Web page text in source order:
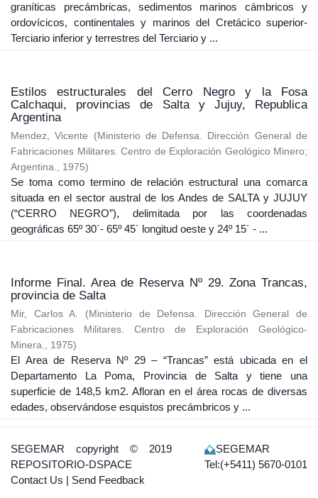
graníticas precámbricas, sedimentos marinos cámbricos y
ordovícicos, continentales y marinos del Cretácico superior-
Terciario inferior y terrestres del Terciario y ...
Estilos estructurales del Cerro Negro y la Fosa
Calchaqui, provincias de Salta y Jujuy, Republica
Argentina
Mendez, Vicente (Ministerio de Defensa. Dirección General de
Fabricaciones Militares. Centro de Exploración Geológico Minero;
Argentina., 1975)
Se toma como termino de relación estructural una comarca
situada en el sector austral de los Andes de SALTA y JUJUY
(“CERRO NEGRO”), delimitada por las coordenadas
geográficas 65º 30´- 65º 45´ longitud oeste y 24º 15´ - ...
Informe Final. Area de Reserva Nº 29. Zona Trancas,
provincia de Salta
Mir, Carlos A. (Ministerio de Defensa. Dirección General de
Fabricaciones Militares. Centro de Exploración Geológico-
Minera., 1975)
El Area de Reserva Nº 29 – “Trancas” está ubicada en el
Departamento La Poma, Provincia de Salta y tiene una
superficie de 148,5 km2. Afloran en el área rocas de diversas
edades, observándose esquistos precámbricos y ...
SEGEMAR copyright © 2019
REPOSITORIO-DSPACE
Contact Us | Send Feedback
SEGEMAR
Tel:(+5411) 5670-0101